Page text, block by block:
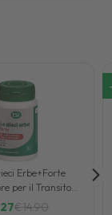
Erbe+Forte
per il Transito
100 Ovalette
€14.90